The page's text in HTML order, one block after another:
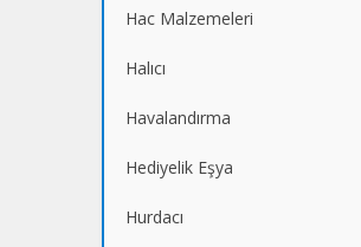
Hac Malzemeleri
Halıcı
Havalandırma
Hediyelik Eşya
Hurdacı